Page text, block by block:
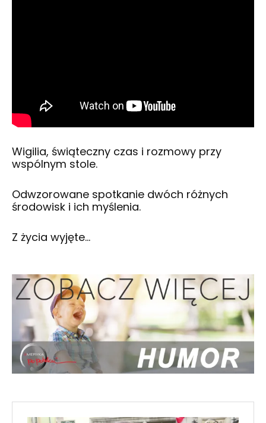
Wigilia, świąteczny czas i rozmowy przy
wspólnym stole.
Odwzorowane spotkanie dwóch różnych
środowisk i ich myślenia.
Z życia wyjęte…